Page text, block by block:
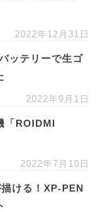
2022年12月31日
ッテリーで生ゴ
2022年9月1日
ROIDMI
2022年7月10日
ける！XP-PEN